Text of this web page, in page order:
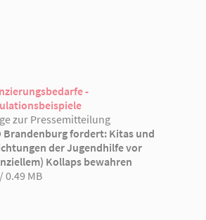
-
zur Pressemitteilung
Brandenburg fordert: Kitas und
der Jugendhilfe vor
Kollaps bewahren
0.49 MB